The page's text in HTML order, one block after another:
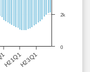
H21Q1H23Q1
0
2k